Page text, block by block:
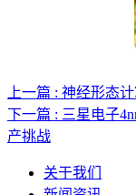
上一篇 : 神经形态
下一篇 : 三星电子
产挑战
关于我们